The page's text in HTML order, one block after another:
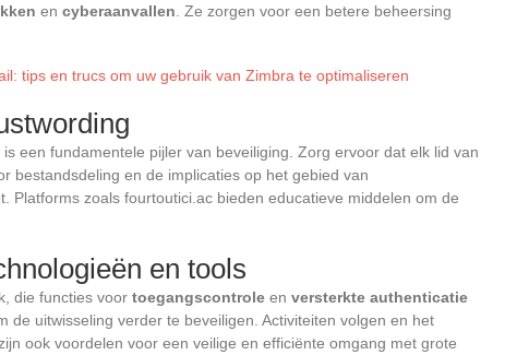
en cyberaanvallen . Ze zorgen voor een betere beheersing
tips en trucs om uw gebruik van Zimbra te optimaliseren
is een fundamentele pijler van beveiliging. Zorg ervoor dat elk lid van
bestandsdeling en de implicaties op het gebied van
Platforms zoals fourtoutici.ac bieden educatieve middelen om de
en tools
die functies voor toegangscontrole en versterkte authenticatie
de uitwisseling verder te beveiligen. Activiteiten volgen en het
ook voordelen voor een veilige en efficiënte omgang met grote